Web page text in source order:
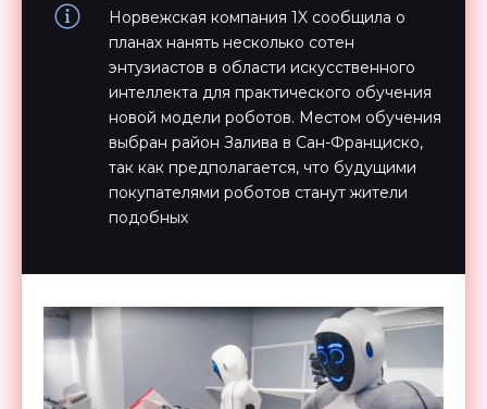
Норвежская компания 1X сообщила о
планах нанять несколько сотен
энтузиастов в области искусственного
интеллекта для практического обучения
новой модели роботов. Местом обучения
выбран район Залива в Сан-Франциско,
так как предполагается, что будущими
покупателями роботов станут жители
подобных